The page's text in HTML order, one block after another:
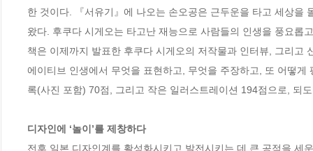
한 것이다. 『서유기』에 나오는 손오공은 근두운을 타고 세상을
왔다. 후쿠다 시게오는 타고난 재능으로 사람들의 인생을 풍요롭
책은 이제까지 발표한 후쿠다 시게오의 저작물과 인터뷰, 그리
에이티브 인생에서 무엇을 표현하고, 무엇을 주장하고, 또 어떻
록(사진 포함) 70점, 그리고 작은 일러스트레이션 194점으로, 되
디자인에 ‘놀이’를 제창하다
전후 일본 디자인계를 활성화시키고 발전시키는 데 큰 공적을 세